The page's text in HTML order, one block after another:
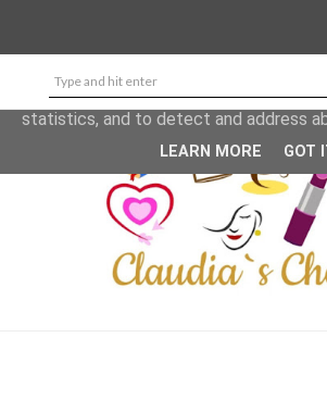
This site uses cookies from Google to
and to analyze traffic. Your IP address
shared with Google along with
metrics to ensure quality of service,
statistics, and to detect and address
LEARN MORE GOT